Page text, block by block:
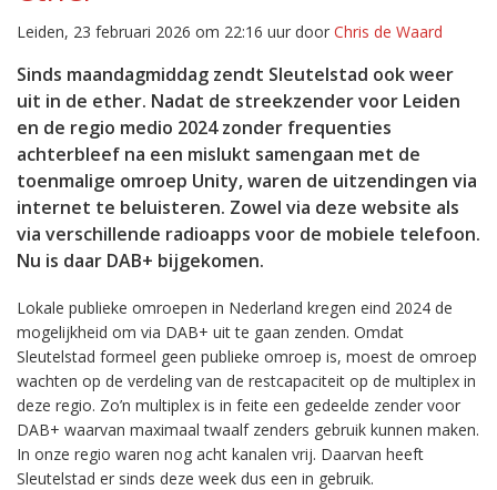
Leiden, 23 februari 2026 om 22:16 uur door Chris de Waard
Sinds maandagmiddag zendt Sleutelstad ook weer
uit in de ether. Nadat de streekzender voor Leiden
en de regio medio 2024 zonder frequenties
achterbleef na een mislukt samengaan met de
toenmalige omroep Unity, waren de uitzendingen via
internet te beluisteren. Zowel via deze website als
via verschillende radioapps voor de mobiele telefoon.
Nu is daar DAB+ bijgekomen.
Lokale publieke omroepen in Nederland kregen eind 2024 de
mogelijkheid om via DAB+ uit te gaan zenden. Omdat
Sleutelstad formeel geen publieke omroep is, moest de omroep
wachten op de verdeling van de restcapaciteit op de multiplex in
deze regio. Zo’n multiplex is in feite een gedeelde zender voor
DAB+ waarvan maximaal twaalf zenders gebruik kunnen maken.
In onze regio waren nog acht kanalen vrij. Daarvan heeft
Sleutelstad er sinds deze week dus een in gebruik.